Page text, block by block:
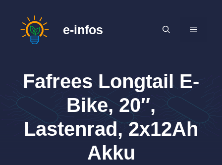
springen
e-infos MENÜ
Fafrees Longtail E-
Bike, 20″,
Lastenrad, 2x12Ah
Akku